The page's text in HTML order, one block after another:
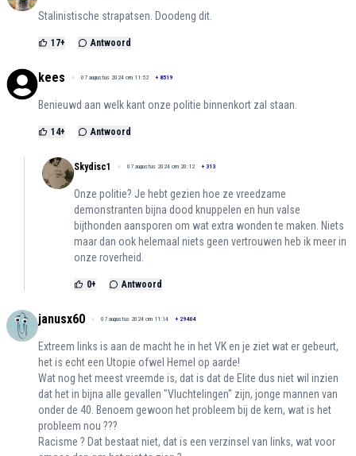
Stalinistische strapatsen. Doodeng dit.
17+ Antwoord
kees 07 augustus 2024 om 11:52 + 8519
Benieuwd aan welk kant onze politie binnenkort zal staan.
14+ Antwoord
Skydisc1 07 augustus 2024 om 20:12 + 313
Onze politie? Je hebt gezien hoe ze vreedzame
demonstranten bijna dood knuppelen en hun valse
bijthonden aansporen om wat extra wonden te maken. Niets
maar dan ook helemaal niets geen vertrouwen heb ik meer in
onze roverheid.
0+ Antwoord
janusx60 07 augustus 2024 om 11:14 + 29404
Extreem links is aan de macht he in het VK en je ziet wat er gebeurt,
het is echt een Utopie ofwel Hemel op aarde!
Wat nog het meest vreemde is, dat is dat de Elite dus niet wil inzien
dat het in bijna alle gevallen "Vluchtelingen" zijn, jonge mannen van
onder de 40. Benoem gewoon het probleem bij de kern, wat is het
probleem nou ???
Racisme ? Dat bestaat niet, dat is een verzinsel van links, wat voor